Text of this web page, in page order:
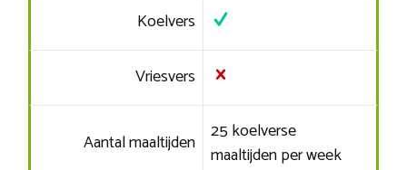
Koelvers
Vriesvers
Aantal maaltijden 25 koelverse
maaltijden per week